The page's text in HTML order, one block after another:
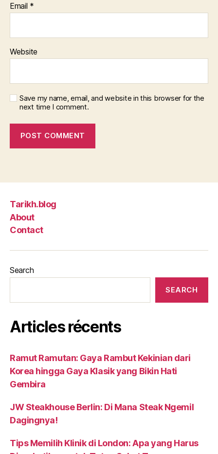
Email *
Website
Save my name, email, and website in this browser for the
next time I comment.
Tarikh.blog
About
Contact
Search
SEARCH
Articles récents
Ramut Ramutan: Gaya Rambut Kekinian dari
Korea hingga Gaya Klasik yang Bikin Hati
Gembira
JW Steakhouse Berlin: Di Mana Steak Ngemil
Dagingnya!
Tips Memilih Klinik di London: Apa yang Harus